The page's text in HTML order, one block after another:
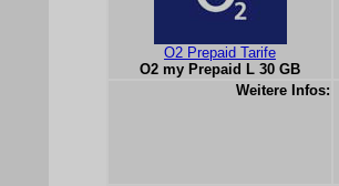
O2 Prepaid Tarife
O2 my Prepaid L 30 GB
Weitere Infos: